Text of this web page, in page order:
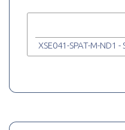
XSE041-SPAT-M-ND1